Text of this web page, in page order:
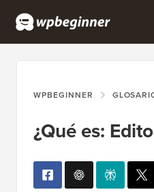
WPBEGINNER
¿Qué es: